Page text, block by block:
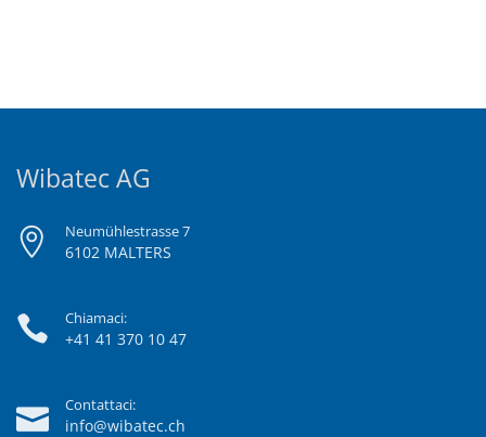
Wibatec AG
Neumühlestrasse 7
6102 MALTERS
Chiamaci:
+41 41 370 10 47
Contattaci:
info@wibatec.ch